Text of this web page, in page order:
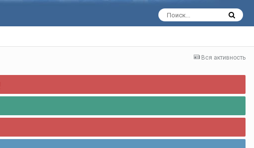
Вся активность